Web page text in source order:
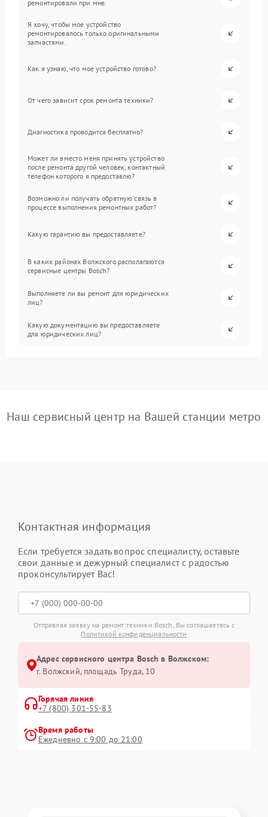
ремонтировали при мне.
Я хочу, чтобы мое устройство
ремонтировалось только оригинальными
запчастями.
Как я узнаю, что мое устройство готово?
От чего зависит срок ремонта техники?
Диагностика проводится бесплатно?
Может ли вместо меня принять устройство
после ремонта другой человек, контактный
телефон которого я предоставлю?
Возможно ли получать обратную связь в
процессе выполнения ремонтных работ?
Какую гарантию вы предоставляете?
В каких районах Волжского располагаются
сервисные центры Bosch?
Выполняете ли вы ремонт для юридических
лиц?
Какую документацию вы предоставляете
для юридических лиц?
Наш сервисный центр на Вашей станции метро
Контактная информация
Если требуется задать вопрос специалисту, оставьте
свои данные и дежурный специалист с радостью
проконсультирует Вас!
Отправляя заявку на ремонт техники Bosch, Вы соглашаетесь с
Политикой конфиденциальности
Адрес сервисного центра Bosch в Волжском:
г. Волжский, площадь Труда, 10
Горячая линия
+7 (800) 301-55-83
Время работы
Ежедневно с 9:00 до 21:00